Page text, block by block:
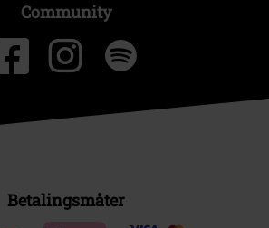
Community
Betalingsmåter